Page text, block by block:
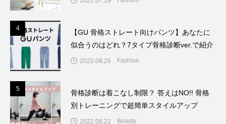
4
【GU 骨格ストレート向けパンツ】あなたに
似合うのはどれ？7タイプ骨格診断ver.で紹介
2022.09.26 Fashion
5
骨格診断は着こなし制限？ 答えはNO!! 骨格
別トレーニングで超簡単スタイルアップ
2022.08.22 Beauty